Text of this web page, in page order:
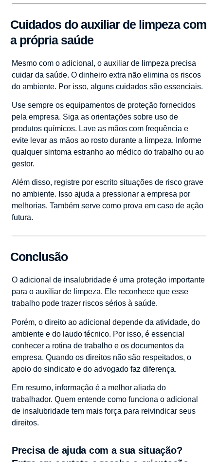
Cuidados do auxiliar de limpeza com
a própria saúde
Mesmo com o adicional, o auxiliar de limpeza precisa
cuidar da saúde. O dinheiro extra não elimina os riscos
do ambiente. Por isso, alguns cuidados são essenciais.
Use sempre os equipamentos de proteção fornecidos
pela empresa. Siga as orientações sobre uso de
produtos químicos. Lave as mãos com frequência e
evite levar as mãos ao rosto durante a limpeza. Informe
qualquer sintoma estranho ao médico do trabalho ou ao
gestor.
Além disso, registre por escrito situações de risco grave
no ambiente. Isso ajuda a pressionar a empresa por
melhorias. Também serve como prova em caso de ação
futura.
Conclusão
O adicional de insalubridade é uma proteção importante
para o auxiliar de limpeza. Ele reconhece que esse
trabalho pode trazer riscos sérios à saúde.
Porém, o direito ao adicional depende da atividade, do
ambiente e do laudo técnico. Por isso, é essencial
conhecer a rotina de trabalho e os documentos da
empresa. Quando os direitos não são respeitados, o
apoio do sindicato e do advogado faz diferença.
Em resumo, informação é a melhor aliada do
trabalhador. Quem entende como funciona o adicional
de insalubridade tem mais força para reivindicar seus
direitos.
Precisa de ajuda com a sua situação?